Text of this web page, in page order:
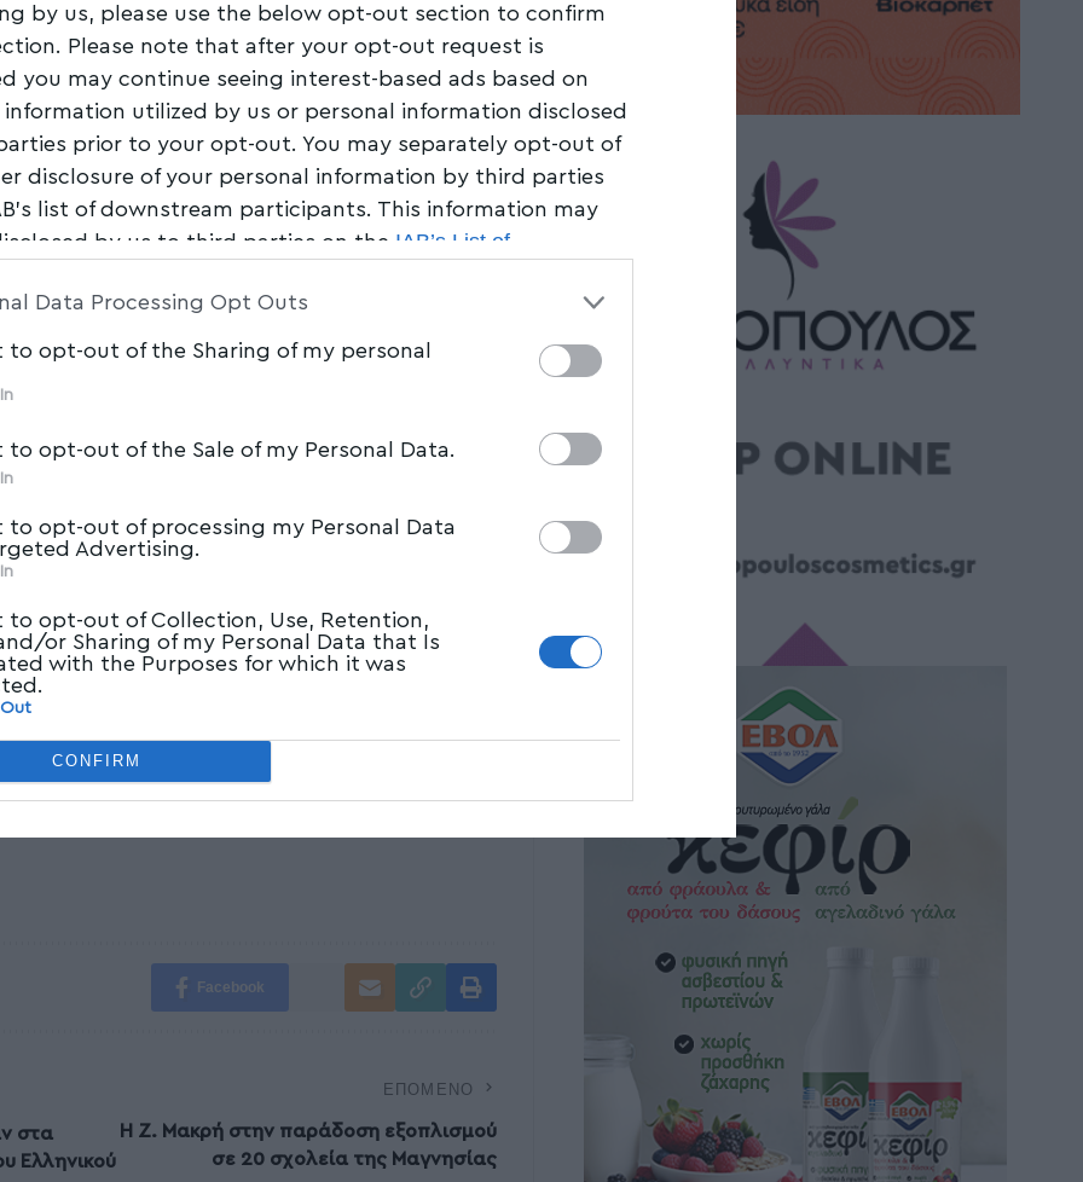
by us, please use the below opt-out section to confirm
Please note that after your opt-out request is
you may continue seeing interest-based ads based on
information utilized by us or personal information disclosed
prior to your opt-out. You may separately opt-out of
disclosure of your personal information by third parties
list of downstream participants. This information may
by us to third parties on the IAB’s List of
Data Processing Opt Outs
to opt-out of the Sharing of my personal
to opt-out of the Sale of my Personal Data.
to opt-out of processing my Personal Data
Advertising.
to opt-out of Collection, Use, Retention,
or Sharing of my Personal Data that Is
with the Purposes for which it was
CONFIRM
Share 0 Min Read
Σάββατο 22/10 και αύριο Κυριακή 23/10
πολεοδομικό συγκρότημα Βόλου και
επεμβάσεων στις δεξαμενές που αφορούν
Ακολουθήστε μας στο επίσημο κανάλι του
Google
τις
του
Facebook
στα
Ελληνικού
ΕΠΌΜΕΝΟ
Η Ζ. Μακρή στην παράδοση εξοπλισμού
σε 20 σχολεία της Μαγνησίας